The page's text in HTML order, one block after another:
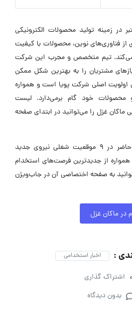
زمینه تولید محصولات الکترونیکی
فناوری‌های نوین، محصولات با کیفیت
می‌کند. تیم متخصص و مجرب این شرکت
مشتریان را به بهترین شکل ممکن
اولویت اصلی شرکت پویا است و همواره
خود گام برمی‌دارد. لیست
غزل را می‌توانید در ابتدای صفحه
ماکان غزل در حال حاضر در ۹ موقعیت شغلی نیروی جدید
همواره از جدیدترین فرصت‌های استخدام
به صفحه اختصاصی آن در جاب‌ویژن
ماکان غزل
: اخبار استخدامی
اشتراک گذاری
بدون دیدگاه